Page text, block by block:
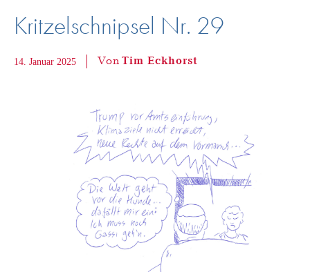
Kritzelschnipsel Nr. 29
14. Januar 2025 VonTim Eckhorst